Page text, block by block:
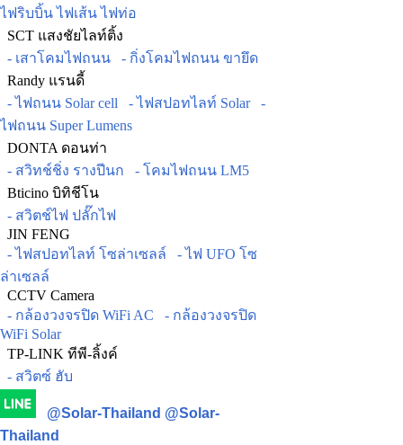
ไฟริบบิ้น ไฟเส้น ไฟท่อ
SCT แสงชัยไลท์ติ้ง
- เสาโคมไฟถนน
- กิ่งโคมไฟถนน ขายึด
Randy แรนดี้
- ไฟถนน Solar cell
- ไฟสปอทไลท์ Solar
-
ไฟถนน Super Lumens
DONTA ดอนท่า
- สวิทช์ชิ่ง รางปีนก
- โคมไฟถนน LM5
Bticino บิทิชีโน
- สวิตช์ไฟ ปลั๊กไฟ
JIN FENG
- ไฟสปอทไลท์ โซล่าเซลล์
- ไฟ UFO โซ
ล่าเซลล์
CCTV Camera
- กล้องวงจรปิด WiFi AC
- กล้องวงจรปิด
WiFi Solar
TP-LINK ทีพี-ลิ้งค์
- สวิตซ์ ฮับ
@Solar-Thailand @Solar-
Thailand